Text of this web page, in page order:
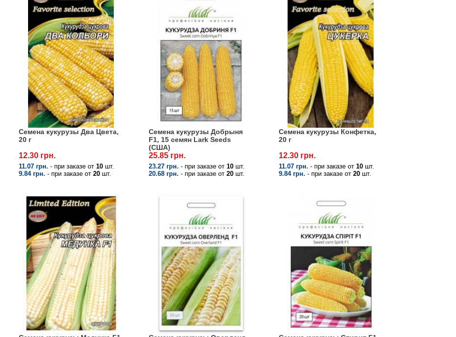
Семена кукурузы Два Цвета,
20 г
12.30 грн.
11.07 грн. - при заказе от 10 шт.
9.84 грн. - при заказе от 20 шт.
Семена кукурузы Добрыня
F1, 15 семян Lark Seeds
(США)
25.85 грн.
23.27 грн. - при заказе от 10шт.
20.68 грн. - при заказе от 20шт.
Семена кукурузы Конфетка,
20 г
12.30 грн.
11.07 грн. - при заказе от 10шт.
9.84 грн. - при заказе от 20шт.